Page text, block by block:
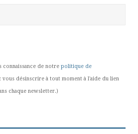
connaissance de notre politique de
vous désinscrire à tout moment à l'aide du lien
chaque newsletter.)